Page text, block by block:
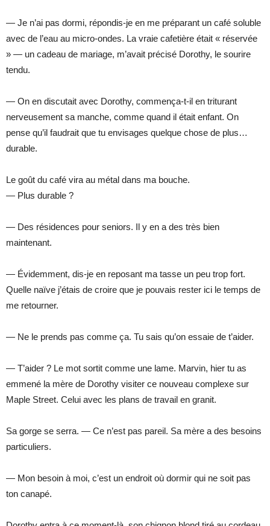
— Je n’ai pas dormi, répondis-je en me préparant un café soluble
avec de l’eau au micro-ondes. La vraie cafetière était « réservée
» — un cadeau de mariage, m’avait précisé Dorothy, le sourire
tendu.
— On en discutait avec Dorothy, commença-t-il en triturant
nerveusement sa manche, comme quand il était enfant. On
pense qu’il faudrait que tu envisages quelque chose de plus…
durable.
Le goût du café vira au métal dans ma bouche.
— Plus durable ?
— Des résidences pour seniors. Il y en a des très bien
maintenant.
— Évidemment, dis-je en reposant ma tasse un peu trop fort.
Quelle naïve j’étais de croire que je pouvais rester ici le temps de
me retourner.
— Ne le prends pas comme ça. Tu sais qu’on essaie de t’aider.
— T’aider ? Le mot sortit comme une lame. Marvin, hier tu as
emmené la mère de Dorothy visiter ce nouveau complexe sur
Maple Street. Celui avec les plans de travail en granit.
Sa gorge se serra. — Ce n’est pas pareil. Sa mère a des besoins
particuliers.
— Mon besoin à moi, c’est un endroit où dormir qui ne soit pas
ton canapé.